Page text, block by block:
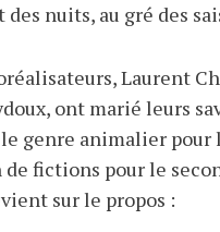
des nuits, au gré des
Laurent
ont marié leurs
genre animalier pour
fictions pour le
sur le propos :